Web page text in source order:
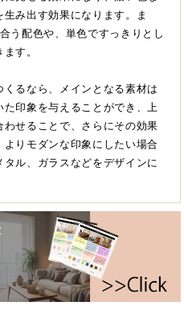
み出す効果になります。ま
う配色や、単色ですっきりとし
す。
るなら、メインとなる素材は
た印象を与えることができ、上
せることで、さらにその効果
りモダンな印象にしたい場合
ル、ガラスなどをデザインに